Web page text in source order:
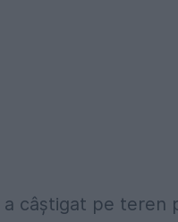
a câștigat pe teren